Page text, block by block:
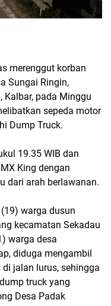
merenggut korban
Sungai Ringin,
Kalbar, pada Minggu
sepeda motor
Dump Truck.
19.35 WIB dan
King dengan
dari arah berlawanan.
warga dusun
kecamatan Sekadau
warga desa
diduga mengambil
jalan lurus, sehingga
truck yang
Desa Padak